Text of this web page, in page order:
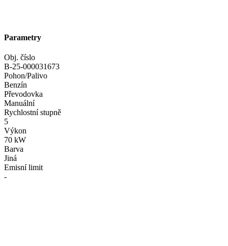
Parametry
Obj. číslo
B-25-000031673
Pohon/Palivo
Benzín
Převodovka
Manuální
Rychlostní stupně
5
Výkon
70 kW
Barva
Jiná
Emisní limit
-